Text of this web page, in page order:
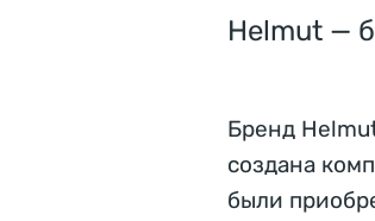
Helmut —
Бренд
создана
были